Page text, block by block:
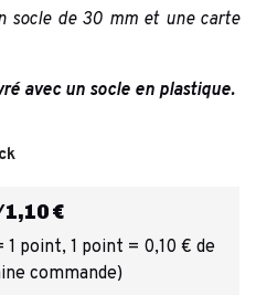
socle de 30 mm et une carte
avec un socle en plastique.
1,10 €
1 point, 1 point = 0,10 € de
commande)